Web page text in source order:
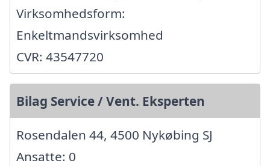
Virksomhedsform:
Enkeltmandsvirksomhed
CVR: 43547720
Bilag Service / Vent. Eksperten
Rosendalen 44, 4500 Nykøbing SJ
Ansatte: 0